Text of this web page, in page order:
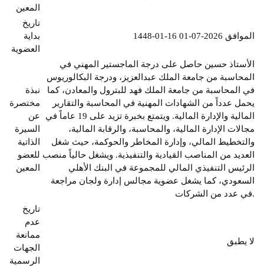
المعين
تاريخ
بداية
العضوية
1448-01-16 الموافق 2026-07-01
نبذة
مختصرة
عن
السيرة
الذاتية
للعضو
المعين
الأستاذ حسين حاصل على درجة الماجستير المهني في
المحاسبة من جامعة الملك عبدالعزيز، ودرجة البكالوريوس
في المحاسبة من جامعة الملك فهد للبترول والمعادن، كما
يحمل عدداً من الشهادات المهنية في المحاسبة والتقارير
المالية والإدارة المالية. ويتمتع بخبرة تزيد على 19 عاماً في
مجالات الإدارة المالية، والمحاسبة، والرقابة المالية،
والتخطيط المالي، وإدارة المخاطر والحوكمة، حيث شغل
العديد من المناصب القيادية والتنفيذية. ويشغل حالياً منصب
الرئيس التنفيذي المالي للمجموعة في البنك الأهلي
السعودي، كما يشغل عضوية مجالس إدارة ولجان مراجعة
في عدد من الشركات.
تاريخ
عدم
ممانعة
الجهات
الرسمية
لا يطبق